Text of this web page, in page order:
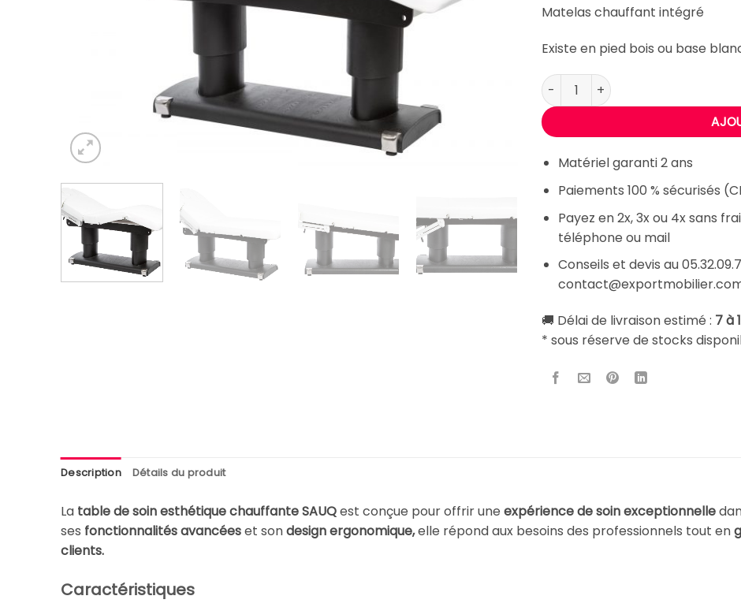
Matelas chauffant intégré
Existe en pied bois ou base
quantité de Table électrique
Matériel garanti 2 ans
Paiements 100 % sécurisés
Payez en 2x, 3x ou 4x sans
téléphone ou mail
Conseils et devis au
🚚 Délai de livraison estimé : 7 à
* sous réserve de stocks
Description Détails du produit
La table de soin esthétique chauffante SAUQest conçue pour offrir une expérience de soin exceptionnelle
ses fonctionnalités avancéeset sondesign ergonomique,elle répond aux besoins des professionnels tout en
clients.
Caractéristiques